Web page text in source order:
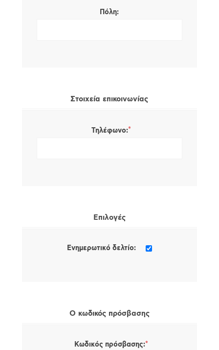
Πόλη:
Στοιχεία επικοινωνίας
Τηλέφωνο:*
Επιλογές
Ενημερωτικό δελτίο:
Ο κωδικός πρόσβασης
Κωδικός πρόσβασης:*